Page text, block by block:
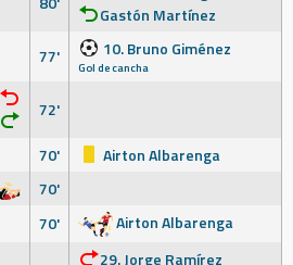
Gastón Martínez
77'
10. Bruno Giménez
Gol de cancha
72'
70'
Airton Albarenga
70'
70'
Airton Albarenga
29. Jorge Ramírez